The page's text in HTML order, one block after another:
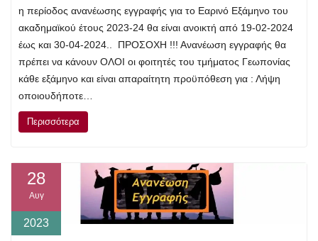
η περίοδος ανανέωσης εγγραφής για το Εαρινό Εξάμηνο του
ακαδημαϊκού έτους 2023-24 θα είναι ανοικτή από 19-02-2024
έως και 30-04-2024.. ΠΡΟΣΟΧΗ !!! Ανανέωση εγγραφής θα
πρέπει να κάνουν ΟΛΟΙ οι φοιτητές του τμήματος Γεωπονίας
κάθε εξάμηνο και είναι απαραίτητη προϋπόθεση για : Λήψη
οποιουδήποτε…
Περισσότερα
28
Αυγ
2023